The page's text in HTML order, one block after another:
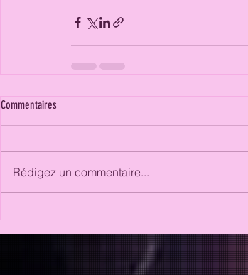
Commentaires
Rédigez un commentaire...